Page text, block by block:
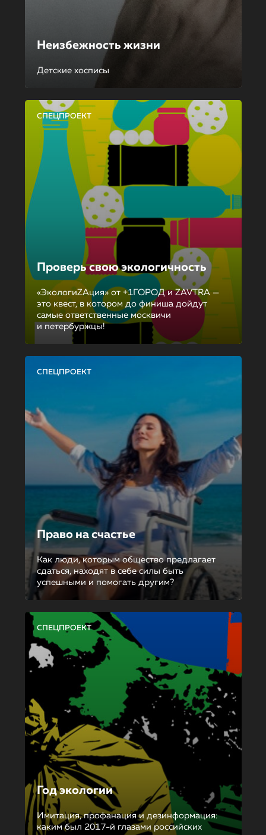
Неизбежность жизни
Детские хосписы
СПЕЦПРОЕКТ
Проверь свою экологичность
«ЭкологиZAция» от +1ГОРОД и ZAVTRA —
это квест, в котором до финиша дойдут
самые ответственные москвичи
и петербуржцы!
СПЕЦПРОЕКТ
Право на счастье
Как люди, которым общество предлагает
сдаться, находят в себе силы быть
успешными и помогать другим?
СПЕЦПРОЕКТ
Год экологии
Имитация, профанация и дезинформация:
каким был 2017-й глазами российских